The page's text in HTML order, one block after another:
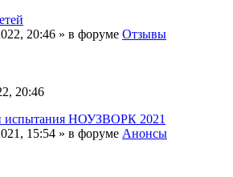
Вложения
20:46 » в форуме Отзывы
20:46
испытания НОУЗВОРК 2021
15:54 » в форуме Анонсы